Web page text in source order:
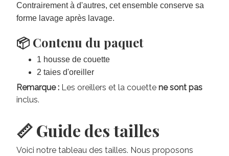
Contrairement à d'autres, cet ensemble conserve sa
forme lavage après lavage.
📦 Contenu du paquet
1 housse de couette
2 taies d'oreiller
Remarque : Les oreillers et la couette ne sont pas
inclus.
📏 Guide des tailles
Voici notre tableau des tailles. Nous proposons